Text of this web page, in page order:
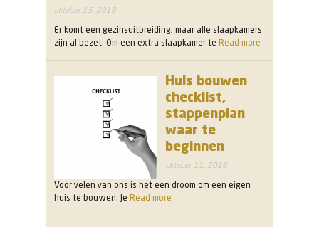
oktober 15, 2018
Er komt een gezinsuitbreiding, maar alle slaapkamers
zijn al bezet. Om een extra slaapkamer te Read more
Huis bouwen
checklist,
stappenplan
waar te
beginnen
oktober 11, 2018
Voor velen van ons is het een droom om een eigen
huis te bouwen. Je Read more